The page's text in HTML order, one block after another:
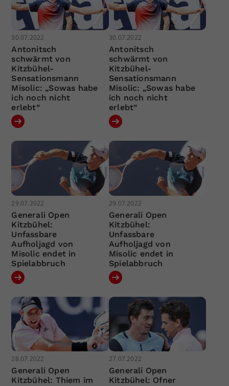
30.07.2022
Antonitsch
schwärmt von
Kitzbühel-
Sensationsmann
Misolic: „Sowas habe
ich noch nicht
erlebt“
30.07.2022
Antonitsch
schwärmt von
Kitzbühel-
Sensationsmann
Misolic: „Sowas habe
ich noch nicht
erlebt“
29.07.2022
Generali Open
Kitzbühel:
Unfassbare
Aufholjagd von
Misolic endet in
Spielabbruch
29.07.2022
Generali Open
Kitzbühel:
Unfassbare
Aufholjagd von
Misolic endet in
Spielabbruch
28.07.2022
Generali Open
Kitzbühel: Thiem im
27.07.2022
Generali Open
Kitzbühel: Ofner